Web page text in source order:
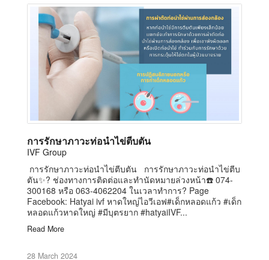
การรักษาภาวะท่อนำไข่ตีบตัน
IVF Group
การรักษาภาวะท่อนำไข่ตีบตัน การรักษาภาวะท่อนำไข่ตีบ
ตัน✨? ช่องทางการติดต่อและทำนัดหมายล่วงหน้า☎️ 074-
300168 หรือ 063-4062204 ในเวลาทำการ? Page
Facebook: Hatyai ivf หาดใหญ่ไอวีเอฟ#เด็กหลอดแก้ว #เด็ก
หลอดแก้วหาดใหญ่ #มีบุตรยาก #hatyaiIVF...
Read More
28 March 2024